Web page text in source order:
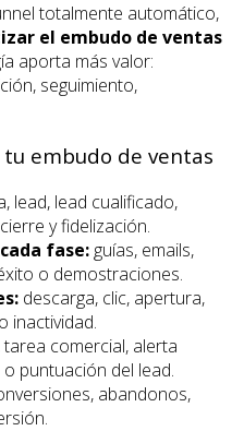
totalmente automático,
el embudo de ventas
aporta más valor:
seguimiento,
embudo de ventas
lead, lead cualificado,
y fidelización.
fase: guías, emails,
o demostraciones.
descarga, clic, apertura,
inactividad.
tarea comercial, alerta
puntuación del lead.
abandonos,